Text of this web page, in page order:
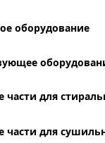
оборудование
части для
части для